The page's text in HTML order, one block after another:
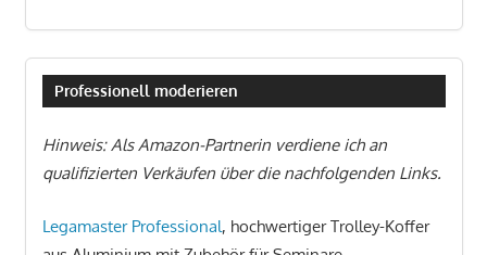
Professionell moderieren
Hinweis: Als Amazon-Partnerin verdiene ich an
qualifizierten Verkäufen über die nachfolgenden Links.
Legamaster Professional, hochwertiger Trolley-Koffer